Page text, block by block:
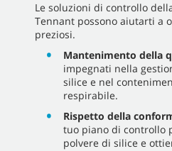
Le soluzioni di controllo
Tennant possono aiutarti a
preziosi.
Mantenimento della
impegnati nella
silice e nel
respirabile.
Rispetto della
tuo piano di controllo
polvere di silice e